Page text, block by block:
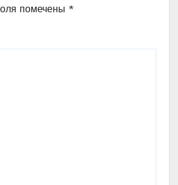
помечены *